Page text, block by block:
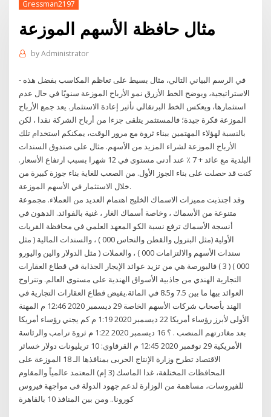
Gressman2197
مثال حافظة الأسهم الموزعة
byAdministrator
- في الرسم البياني التالي، مثال بسيط على تعاظم المكاسب بفضل هذه
الاستراتيجية، ويوضح الخط الأزرق نمو الأرباح الموزعة سنويًا في حال عدم
استثمارها، ويعكس الخط البرتقالي تأثير إعادة الاستثمار. يعد جمع الأرباح
الموزعة فكرة جيدة؛ فالمستثمر يتلقى جزءا من أرباح الشركة نقدا ، لكن
بالنسبة لهؤلاء المهتمين ببناء ثروة مع مرور الوقت، يمكنكم استخدام تلك
الأرباح الموزعة لشراء المزيد من الأسهم. مثال على صندوق السندات
البلدية مع عائد + 7 ٪ عند أدنى مستوى في 12 شهرا بسبب ارتفاع الأسعار.
كنت قد حصلت على بناء الجوز الأول. من الصعب للغاية بناء جوزة كبيرة من
خلال الاستثمار في الأسهم الموزعة.
وقد اجتذبت مميزات الاسماك الخلیج اهتمام العديد من العملاء. مجموعة
متنوعة من الأسماك ، وخاصة أسماك الغار ، غنية بالفوائد. الدهون في
أنسجة الأسماك ترفع نسبة الكو المعهد العلمي في محافظة القريات
الأولية (مثل البترول والقطن والنحاس 000 ) ، والسندات المالية ( مثل
سندات الأسهم والالتزامات 000 ) ، والعملات ( مثل الدولار والين واليورو
000 ) ( 3 ) فالبورصة هي من تزيد عوائد الإيجار الجذابة في قطاع العقارات
التجارية الهندي من جاذبية الأسواق الهندية على مستوى العالم. وتتراوح
العوائد بيها ما بين 7.5 و8.5 في المائة.يفيض قطاع العقارات التجارية في
الهند بأصحاب شركات الأسهم الخاصة 29 ديسمبر 2020 12:46 م المهنة
الأولى لأبرز رؤساء أمريكا 22 ديسمبر 2020 1:19 م كم يجني رؤساء أمريكا
بعد مغادرتهم المنصب . ؟ 16 ديسمبر 2020 1:22 م ثروة ترامب والرئاسة
الأمريكية 29 نوفمبر 2020 12:45 م القرقاوي: 10 تريليونات دولار خسائر
الاقتصاد تطرح وزارة الإنتاج الحربى بمنافذها الـ 18 الموزعة على
المحافظات المختلفة، غدا الماسك (3 إم) المعتمد عالمياً والمقاوم
للفيروسات، مساهمة من الوزارة لدعم جهود الدولة فى مواجهة فيروس
كورونا.. ومن بين المنافذ 10 بالقاهرة